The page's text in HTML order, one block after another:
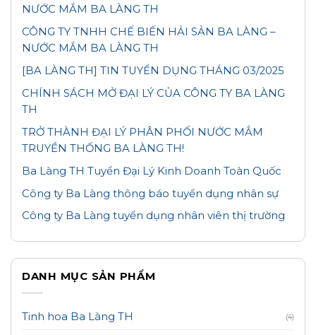
NƯỚC MẮM BA LÀNG TH
CÔNG TY TNHH CHẾ BIẾN HẢI SẢN BA LÀNG –
NƯỚC MẮM BA LÀNG TH
[BA LÀNG TH] TIN TUYỂN DỤNG THÁNG 03/2025
CHÍNH SÁCH MỞ ĐẠI LÝ CỦA CÔNG TY BA LÀNG
TH
TRỞ THÀNH ĐẠI LÝ PHÂN PHỐI NƯỚC MẮM
TRUYỀN THỐNG BA LÀNG TH!
Ba Làng TH Tuyển Đại Lý Kinh Doanh Toàn Quốc
Công ty Ba Làng thông báo tuyển dụng nhân sự
Công ty Ba Làng tuyển dụng nhân viên thị trường
DANH MỤC SẢN PHẨM
Tinh hoa Ba Làng TH (4)